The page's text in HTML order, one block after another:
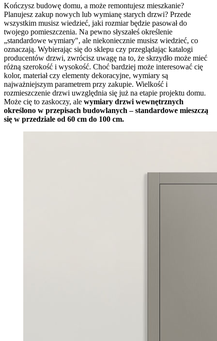
Kończysz budowę domu, a może remontujesz mieszkanie?
Planujesz zakup nowych lub wymianę starych drzwi? Przede
wszystkim musisz wiedzieć, jaki rozmiar będzie pasował do
twojego pomieszczenia. Na pewno słyszałeś określenie
„standardowe wymiary", ale niekoniecznie musisz wiedzieć, co
oznaczają. Wybierając się do sklepu czy przeglądając katalogi
producentów drzwi, zwrócisz uwagę na to, że skrzydło może mieć
różną szerokość i wysokość. Choć bardziej może interesować cię
kolor, materiał czy elementy dekoracyjne, wymiary są
najważniejszym parametrem przy zakupie. Wielkość i
rozmieszczenie drzwi uwzględnia się już na etapie projektu domu.
Może cię to zaskoczy, ale wymiary drzwi wewnętrznych
określono w przepisach budowlanych – standardowe mieszczą
się w przedziale od 60 cm do 100 cm.